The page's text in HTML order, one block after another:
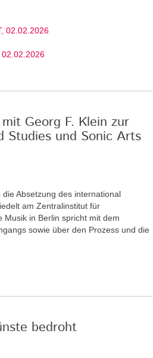
02.02.2026
02.02.2026
Georg F. Klein zur
Studies und Sonic Arts
Absetzung des international
am Zentralinstitut für
in Berlin spricht mit dem
sowie über den Prozess und die
bedroht